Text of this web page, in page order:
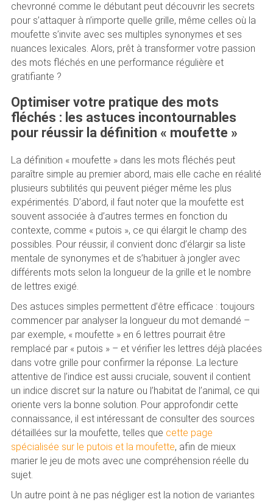
chevronné comme le débutant peut découvrir les secrets
pour s’attaquer à n’importe quelle grille, même celles où la
moufette s’invite avec ses multiples synonymes et ses
nuances lexicales. Alors, prêt à transformer votre passion
des mots fléchés en une performance régulière et
gratifiante ?
Optimiser votre pratique des mots
fléchés : les astuces incontournables
pour réussir la définition « moufette »
La définition « moufette » dans les mots fléchés peut
paraître simple au premier abord, mais elle cache en réalité
plusieurs subtilités qui peuvent piéger même les plus
expérimentés. D’abord, il faut noter que la moufette est
souvent associée à d’autres termes en fonction du
contexte, comme « putois », ce qui élargit le champ des
possibles. Pour réussir, il convient donc d’élargir sa liste
mentale de synonymes et de s’habituer à jongler avec
différents mots selon la longueur de la grille et le nombre
de lettres exigé.
Des astuces simples permettent d’être efficace : toujours
commencer par analyser la longueur du mot demandé –
par exemple, « moufette » en 6 lettres pourrait être
remplacé par « putois » – et vérifier les lettres déjà placées
dans votre grille pour confirmer la réponse. La lecture
attentive de l’indice est aussi cruciale, souvent il contient
un indice discret sur la nature ou l’habitat de l’animal, ce qui
oriente vers la bonne solution. Pour approfondir cette
connaissance, il est intéressant de consulter des sources
détaillées sur la moufette, telles que cette page
spécialisée sur le putois et la moufette, afin de mieux
marier le jeu de mots avec une compréhension réelle du
sujet.
Un autre point à ne pas négliger est la notion de variantes